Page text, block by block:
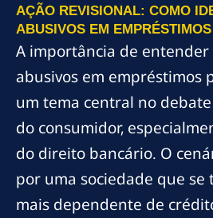
AÇÃO REVISIONAL: COMO
ABUSIVOS EM
A importância de
abusivos em empréstimos
um tema central no
do consumidor,
do direito bancário. O
por uma sociedade que se
mais dependente de